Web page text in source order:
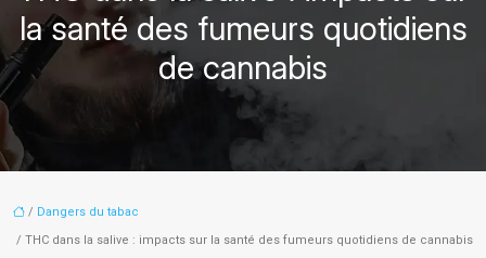
la santé des fumeurs quotidiens
de cannabis
/ Dangers du tabac
/ THC dans la salive : impacts sur la santé des fumeurs quotidiens de cannabis